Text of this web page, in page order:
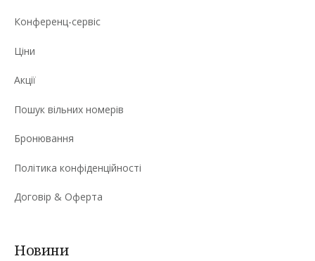
Конференц-сервіс
Ціни
Акції
Пошук вільних номерів
Бронювання
Політика конфіденційності
Договір & Оферта
Новини